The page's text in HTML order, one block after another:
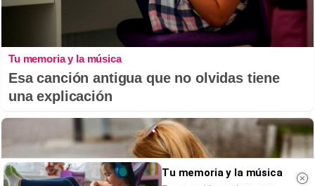
Tu memoria y la música
Esa canción antigua que no olvidas tiene
una explicación
Tu memoria y la música